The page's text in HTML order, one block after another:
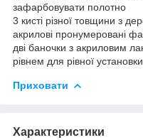
зафарбовувати полотно
3 кисті різної товщини з
акрилові пронумеровані
дві баночки з акриловим
рівнем для рівної
Приховати
Характеристики